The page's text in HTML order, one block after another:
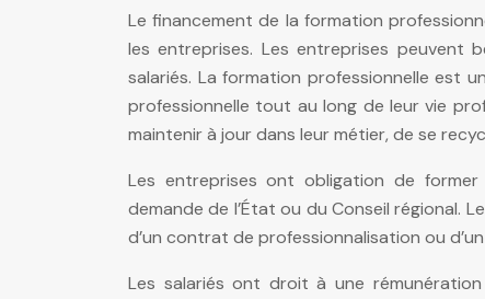
Le financement de la formation
les entreprises. Les entreprises peuvent
salariés. La formation professionnelle est
professionnelle tout au long de leur vie
maintenir à jour dans leur métier, de se
Les entreprises ont obligation de
demande de l’État ou du Conseil régional.
d’un contrat de professionnalisation ou
Les salariés ont droit à une